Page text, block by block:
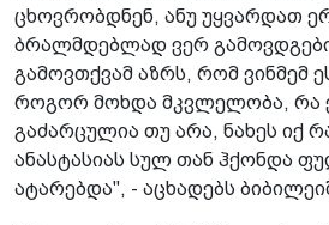
ცხოვრობდნენ, ანუ უყვარდათ
ბრალმდებლად ვერ
გამოვთქვამ აზრს, რომ ვინმემ
როგორ მოხდა მკვლელობა, რა
გაძარცულია თუ არა, ნახეს იქ
ანასტასიას სულ თან ჰქონდა
ატარებდა", - აცხადებს